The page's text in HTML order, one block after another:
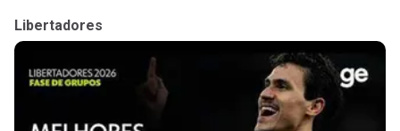
Libertadores